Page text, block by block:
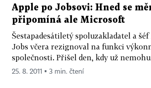
Apple po Jobsovi: Hned se
připomíná ale Microsoft
Šestapadesátiletý spoluzakladatel a
Jobs včera rezignoval na funkci
společnosti. Přišel den, kdy už
25. 8. 2011 ▪ 3 min. čtení